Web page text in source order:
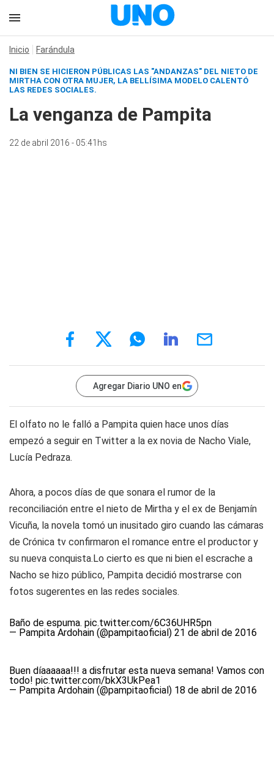
Inicio Farándula
NI BIEN SE HICIERON PÚBLICAS LAS "ANDANZAS" DEL NIETO DE
MIRTHA CON OTRA MUJER, LA BELLÍSIMA MODELO CALENTÓ
LAS REDES SOCIALES.
La venganza de Pampita
22 de abril 2016 - 05:41hs
Agregar Diario UNO en
El olfato no le falló a Pampita quien hace unos días
empezó a seguir en Twitter a la ex novia de Nacho Viale,
Lucía Pedraza.
Ahora, a pocos días de que sonara el rumor de la
reconciliación entre el nieto de Mirtha y el ex de Benjamín
Vicuña, la novela tomó un inusitado giro cuando las cámaras
de Crónica tv confirmaron el romance entre el productor y
su nueva conquista.Lo cierto es que ni bien el escrache a
Nacho se hizo público, Pampita decidió mostrarse con
fotos sugerentes en las redes sociales.
Baño de espuma. pic.twitter.com/6C36UHR5pn
— Pampita Ardohain (@pampitaoficial) 21 de abril de 2016
Buen díaaaaaa!!! a disfrutar esta nueva semana! Vamos con
todo! pic.twitter.com/bkX3UkPea1
— Pampita Ardohain (@pampitaoficial) 18 de abril de 2016